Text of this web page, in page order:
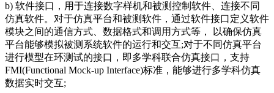
b) 软件接口，用于连接数字样机和被测控制软件、连接不同
仿真软件。对于仿真平台和被测软件，通过软件接口定义软件
模块之间的通信方式、数据格式和调用方式等， 以确保仿真
平台能够模拟被测系统软件的运行和交互;对于不同仿真平台
进行模型在环测试的接口，即多学科联合仿真接口，支持
FMI(Functional Mock-up Interface)标准，能够进行多学科仿真
数据实时交互;